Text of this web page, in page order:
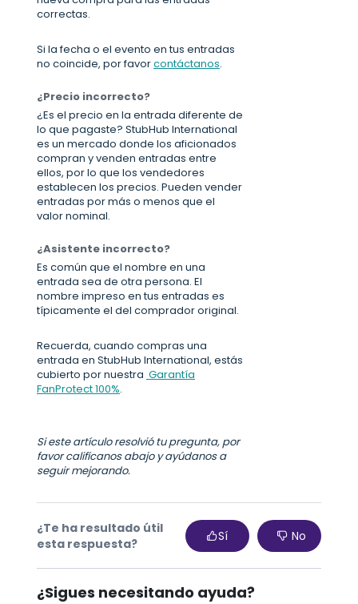
correctas.
Si la fecha o el evento en tus entradas
no coincide, por favorcontáctanos.
¿Precio incorrecto?
¿Es el precio en la entrada diferente de
lo que pagaste? StubHub International
es un mercado donde los aficionados
compran y venden entradas entre
ellos, por lo que los vendedores
establecen los precios. Pueden vender
entradas por más o menos que el
valor nominal.
¿Asistente incorrecto?
Es común que el nombre en una
entrada sea de otra persona. El
nombre impreso en tus entradas es
típicamente el del comprador original.
Recuerda, cuando compras una
entrada en StubHub International, estás
cubierto por nuestra Garantía
FanProtect 100%.
Si este artículo resolvió tu pregunta, por
favor califícanos abajo y ayúdanos a
seguir mejorando.
¿Te ha resultado útil
esta respuesta?
Sí No
¿Sigues necesitando ayuda?